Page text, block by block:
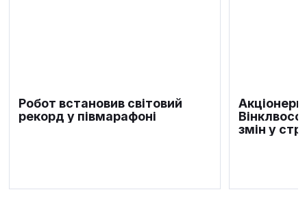
Робот встановив світовий
рекорд у півмарафоні
Акціонери
змін у